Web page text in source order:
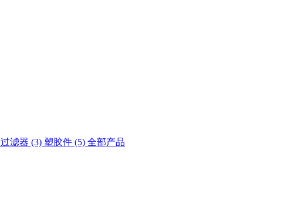
过滤器 (3) 塑胶件 (5) 全部产品